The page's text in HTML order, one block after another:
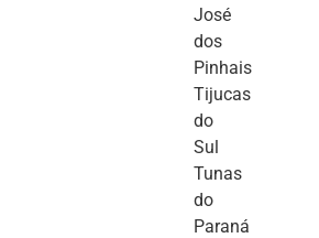
José
dos
Pinhais
Tijucas
do
Sul
Tunas
do
Paraná